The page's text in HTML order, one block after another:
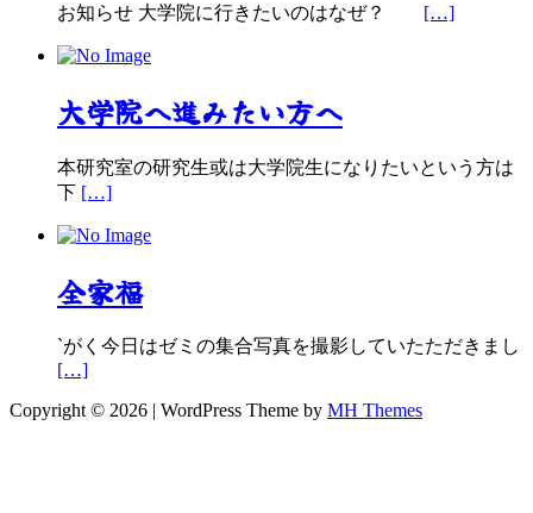
お知らせ 大学院に行きたいのはなぜ？ […]
大学院へ進みたい方へ
本研究室の研究生或は大学院生になりたいという方は
下 […]
全家福
`がく今日はゼミの集合写真を撮影していたただきまし
[…]
Copyright © 2026 | WordPress Theme by MH Themes